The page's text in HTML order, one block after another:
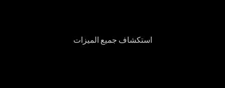
استكشاف جميع الميزات